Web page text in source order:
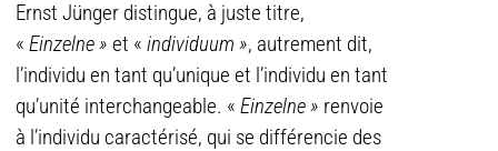
Ernst Jünger distingue, à juste titre,
« Einzelne » et « individuum », autrement dit,
l’individu en tant qu’unique et l’individu en tant
qu’unité interchangeable. « Einzelne » renvoie
à l’individu caractérisé, qui se différencie des